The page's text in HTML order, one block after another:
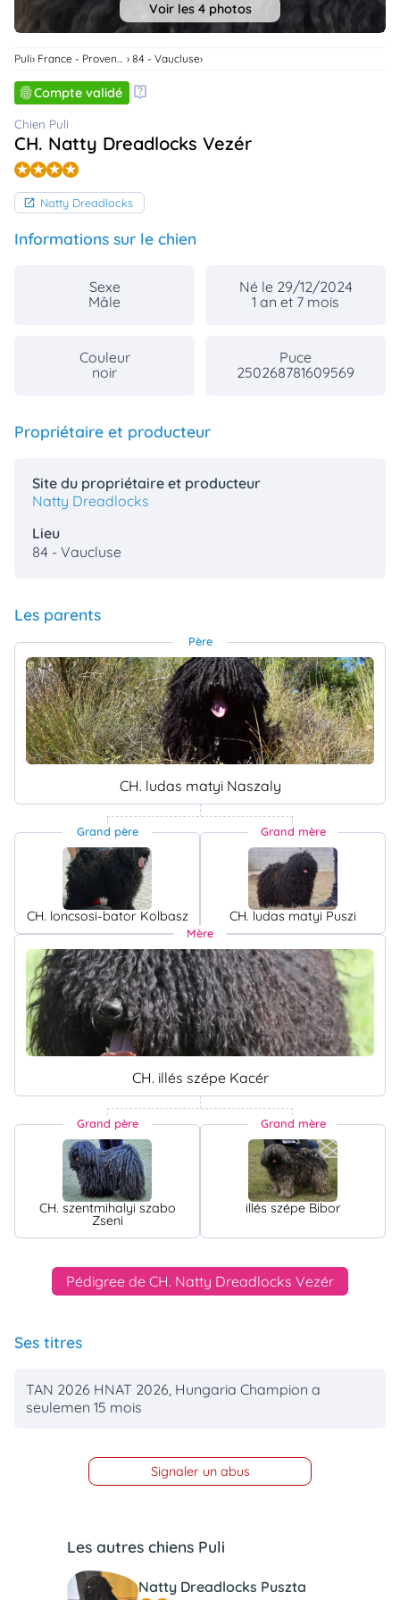
Connexion
Voir les 4 photos
Puli 84 - Vaucluse
Compte validé
Chien Puli
CH. Natty Dreadlocks Vezér
Natty Dreadlocks
Informations sur le chien
Sexe
Mâle
Né le 29/12/2024
1 an et 7 mois
Couleur
noir
Puce
250268781609569
Propriétaire et producteur
Site du propriétaire et producteur
Natty Dreadlocks
Lieu
84 - Vaucluse
Les parents
Père
CH. ludas matyi Naszaly
Grand père
CH. loncsosi-bator Kolbasz
Grand mère
CH. ludas matyi Puszi
Mère
CH. illés szépe Kacér
Grand père
CH. szentmihalyi szabo
Zseni
Grand mère
illés szépe Bibor
Pédigree de CH. Natty Dreadlocks Vezér
Ses titres
TAN 2026 HNAT 2026, Hungaria Champion a
seulemen 15 mois
Signaler un abus
Les autres chiens Puli
Natty Dreadlocks Puszta